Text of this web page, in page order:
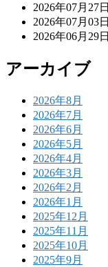
2026年07月27日
2026年07月03日
2026年06月29日
アーカイブ
2026年8月
2026年7月
2026年6月
2026年5月
2026年4月
2026年3月
2026年2月
2026年1月
2025年12月
2025年11月
2025年10月
2025年9月